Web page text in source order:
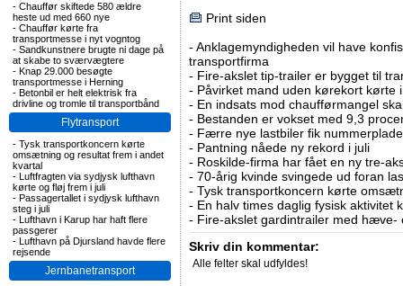
- Chauffør skiftede 580 ældre
heste ud med 660 nye
- Chauffør kørte fra
transportmesse i nyt vogntog
- Sandkunstnere brugte ni dage på
at skabe to sværvægtere
- Knap 29.000 besøgte
transportmesse i Herning
- Betonbil er helt elektrisk fra
drivline og tromle til transportbånd
Flytransport
- Tysk transportkoncern kørte
omsætning og resultat frem i andet
kvartal
- Luftfragten via sydjysk lufthavn
kørte og fløj frem i juli
- Passagertallet i sydjysk lufthavn
steg i juli
- Lufthavn i Karup har haft flere
passgerer
- Lufthavn på Djursland havde flere
rejsende
Jernbanetransport
Print siden
- Anklagemyndigheden vil have
transportfirma
- Fire-akslet tip-trailer er bygget til
- Påvirket mand uden kørekort kørte
- En indsats mod chaufførmangel
- Bestanden er vokset med 9,3
- Færre nye lastbiler fik
- Pantning nåede ny rekord i juli
- Roskilde-firma har fået en ny tre-
- 70-årig kvinde svingede ud foran
- Tysk transportkoncern kørte
- En halv times daglig fysisk aktivitet
- Fire-akslet gardintrailer med hæve-
Skriv din kommentar:
Alle felter skal udfyldes!